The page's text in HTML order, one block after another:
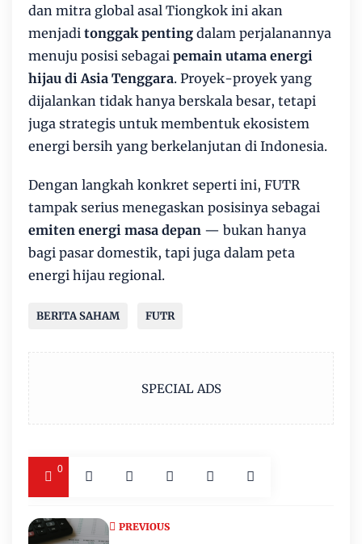
dan mitra global asal Tiongkok ini akan
menjadi tonggak penting dalam perjalanannya
menuju posisi sebagai pemain utama energi
hijau di Asia Tenggara. Proyek-proyek yang
dijalankan tidak hanya berskala besar, tetapi
juga strategis untuk membentuk ekosistem
energi bersih yang berkelanjutan di Indonesia.
Dengan langkah konkret seperti ini, FUTR
tampak serius menegaskan posisinya sebagai
emiten energi masa depan — bukan hanya
bagi pasar domestik, tapi juga dalam peta
energi hijau regional.
BERITA SAHAM FUTR
SPECIAL ADS
0
PREVIOUS